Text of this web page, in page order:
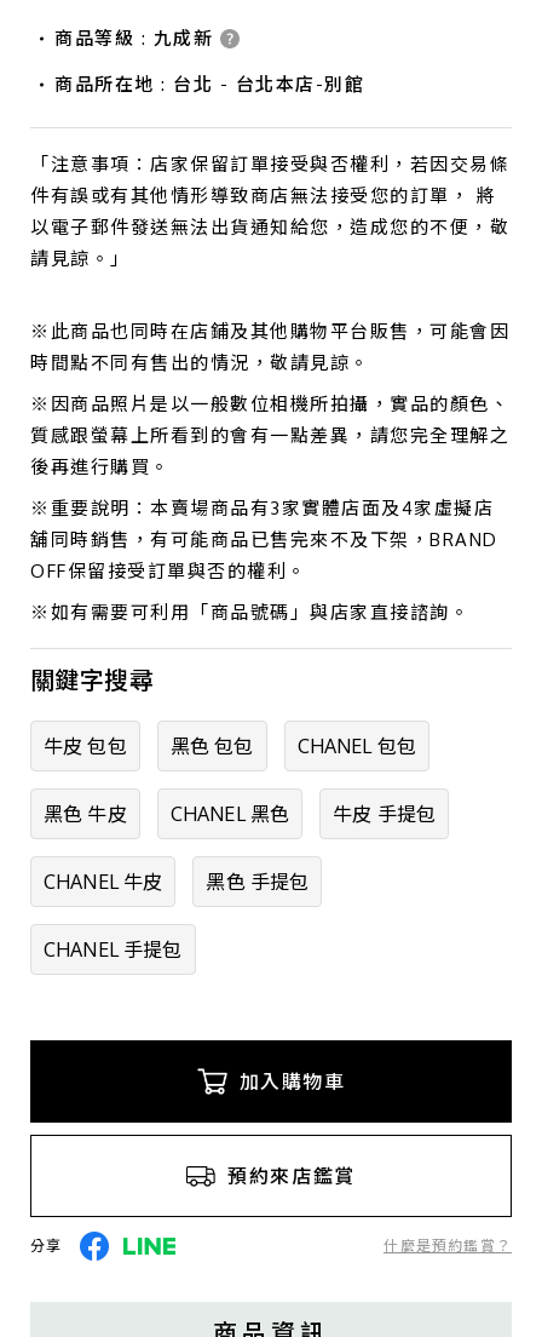
商品等級 : 九成新
商品所在地 : 台北 - 台北本店-別館
「注意事項：店家保留訂單接受與否權利，若因交易條
件有誤或有其他情形導致商店無法接受您的訂單， 將
以電子郵件發送無法出貨通知給您，造成您的不便，敬
請見諒。」
※此商品也同時在店鋪及其他購物平台販售，可能會因
時間點不同有售出的情況，敬請見諒。
※因商品照片是以一般數位相機所拍攝，實品的顏色、
質感跟螢幕上所看到的會有一點差異，請您完全理解之
後再進行購買。
※重要說明：本賣場商品有3家實體店面及4家虛擬店
舖同時銷售，有可能商品已售完來不及下架，BRAND
OFF保留接受訂單與否的權利。
※如有需要可利用「商品號碼」與店家直接諮詢。
關鍵字搜尋
牛皮 包包 黑色 包包 CHANEL 包包
黑色 牛皮 CHANEL 黑色 牛皮 手提包
CHANEL 牛皮 黑色 手提包
CHANEL 手提包
加入購物車
預約來店鑑賞
分享 什麼是預約鑑賞？